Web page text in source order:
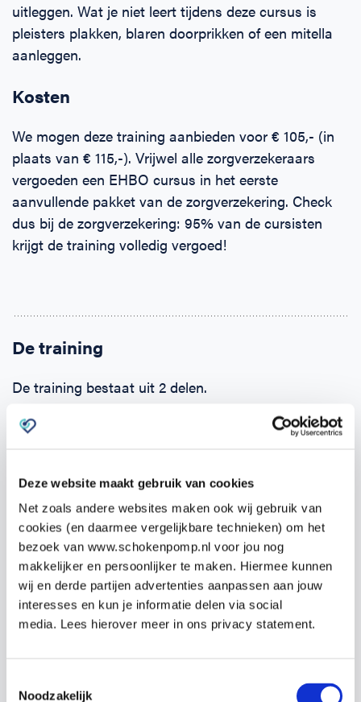
Deze website maakt gebruik van cookies
Net zoals andere websites maken ook wij gebruik van
cookies (en daarmee vergelijkbare technieken) om het
bezoek van www.schokenpomp.nl voor jou nog
makkelijker en persoonlijker te maken. Hiermee kunnen
wij en derde partijen advertenties aanpassen aan jouw
interesses en kun je informatie delen via social
media. Lees hierover meer in ons privacy statement.
Noodzakelijk
uitleggen. Wat je niet leert tijdens deze cursus is
pleisters plakken, blaren doorprikken of een mitella
aanleggen.
Kosten
We mogen deze training aanbieden voor € 105,- (in
plaats van € 115,-). Vrijwel alle zorgverzekeraars
vergoeden een EHBO cursus in het eerste
aanvullende pakket van de zorgverzekering. Check
dus bij de zorgverzekering: 95% van de cursisten
krijgt de training volledig vergoed!
De training
De training bestaat uit 2 delen.
Zodra je je opgeeft ontvang je binnen 24 uur een e-
theorie eigen maken.
Het tweede deel is de praktijktraining van19:00 –
22:00 uuropwoensdag 26 februari 2025 op
Koningin Wilhelminalaan 22, 7433 CH
Schalkhaar.